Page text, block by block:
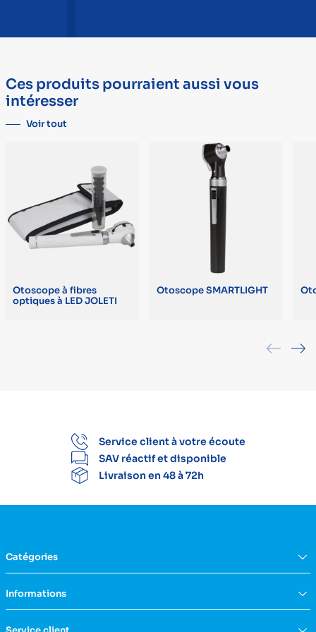
Ces produits pourraient aussi vous
intéresser
Voir tout
Otoscope à fibres
optiques à LED JOLETI
Otoscope SMARTLIGHT
Service client à votre écoute
SAV réactif et disponible
Livraison en 48 à 72h
Catégories
Aide à la vie
Informations